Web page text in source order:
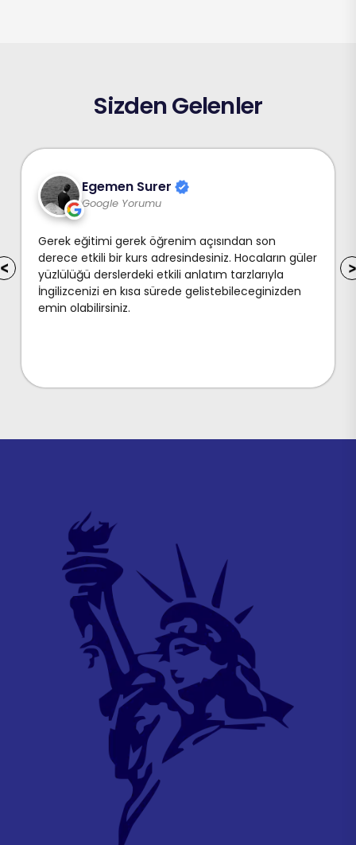
Sizden Gelenler
Çiğdem Özcan
Google Yorumu
Bu kurumda, 1 yıl 4 ay kadar bir ingilizce eğitimi
aldım. Ve bu eğitimi sevgili öğretmenlerimin hepsi
layıkıyla yaptılar. Hepsine ayrı ayrı teşekkür
ediyorum.